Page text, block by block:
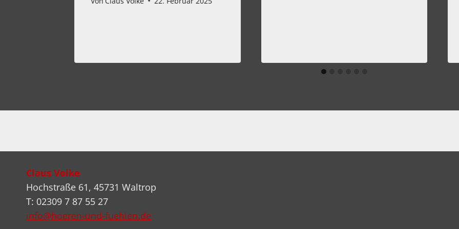
Claus Volke
Hochstraße 61, 45731 Waltrop
T: 02309 7 87 55 27
info@hoeren-und-fuehlen.de